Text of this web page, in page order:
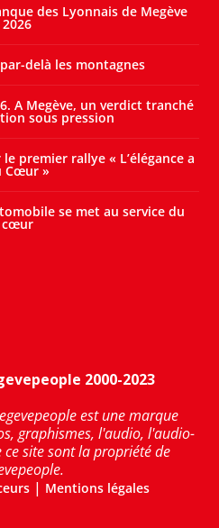
des Lyonnais de Megève
2026
delà les montagnes
A Megève, un verdict tranché
sous pression
premier rallye « L’élégance a
Cœur »
se met au service du
cœur
2000-2023
est une marque
graphismes, l'audio, l'audio-
ce site sont la propriété de
| Mentions légales